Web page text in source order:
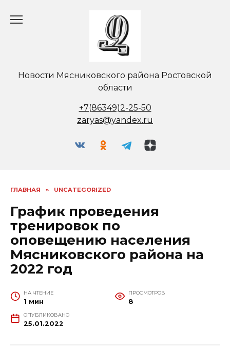
Новости Мясниковского района Ростовской
области
+7(86349)2-25-50
zaryas@yandex.ru
ГЛАВНАЯ » UNCATEGORIZED
График проведения
тренировок по
оповещению населения
Мясниковского района на
2022 год
НА ЧТЕНИЕ
1 мин
ПРОСМОТРОВ
8
ОПУБЛИКОВАНО
25.01.2022